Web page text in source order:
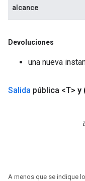
alcance
Devoluciones
una nueva
Salida pública <T> y
A menos que se indique